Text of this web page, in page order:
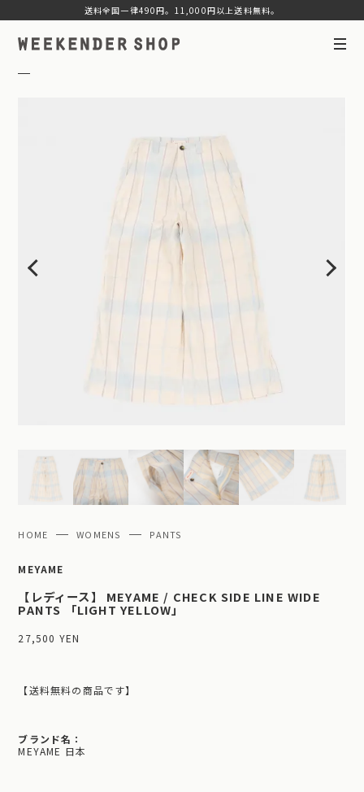
HOME WOMENS PANTS
MEYAME
【レディース】 MEYAME / CHECK SIDE LINE WIDE
PANTS 「LIGHT YELLOW」
27,500 YEN
【送料無料の商品です】
ブランド名：
MEYAME 日本
送料全国一律490円。11,000円以上送料無料。